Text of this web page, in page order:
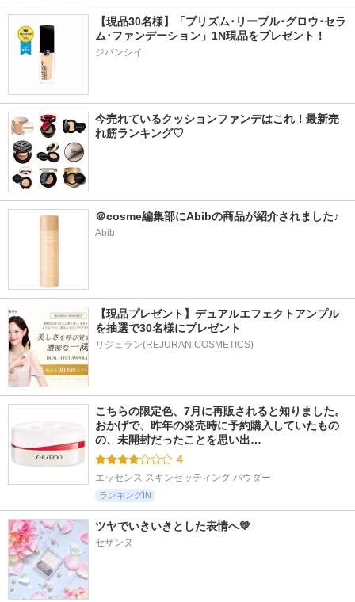
【現品30名様】「プリズム･リーブル･グロウ･セラ
ジバンシイ
今売れているクッションファンデはこれ！最新売
れ筋ランキング♡
＠cosme編集部にAbibの商品が紹介されました♪
Abib
【現品プレゼント】デュアルエフェクトアンプル
を抽選で30名様にプレゼント
リジュラン(REJURAN COSMETICS)
こちらの限定色、7月に再販されると知りました。
おかげで、昨年の発売時に予約購入していたもの
の、未開封だったことを思い出…
4
エッセンス スキンセッティング パウダー
ランキングIN
ツヤでいきいきとした表情へ💛
セザンヌ